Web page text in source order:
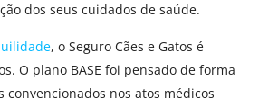
dos seus cuidados de saúde.
, o Seguro Cães e Gatos é
O plano BASE foi pensado de forma
nos atos médicos